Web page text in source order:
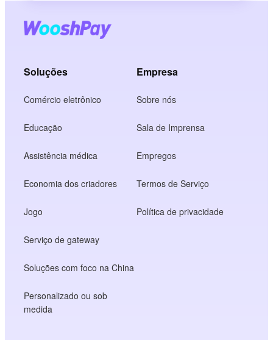
Soluções
Comércio eletrônico
Educação
Assistência médica
Economia dos criadores
Jogo
Serviço de gateway
Soluções com foco na China
Personalizado ou sob
medida
Empresa
Sobre nós
Sala de Imprensa
Empregos
Termos de Serviço
Política de privacidade